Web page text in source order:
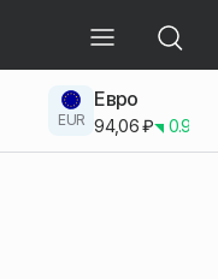
EUR
Евро
94,06₽ 0.93